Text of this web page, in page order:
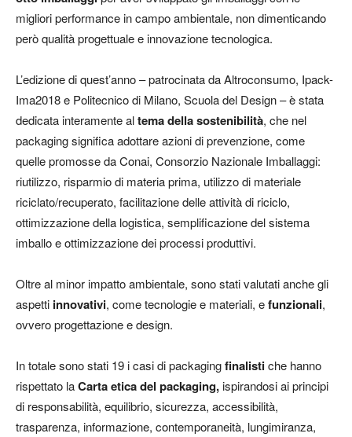
migliori performance in campo ambientale, non dimenticando
però qualità progettuale e innovazione tecnologica.
L’edizione di quest’anno – patrocinata da Altroconsumo, Ipack-
Ima2018 e Politecnico di Milano, Scuola del Design – è stata
dedicata interamente altema della sostenibilità, che nel
packaging significa adottare azioni di prevenzione, come
quelle promosse da Conai, Consorzio Nazionale Imballaggi:
riutilizzo, risparmio di materia prima, utilizzo di materiale
riciclato/recuperato, facilitazione delle attività di riciclo,
ottimizzazione della logistica, semplificazione del sistema
imballo e ottimizzazione dei processi produttivi.
Oltre al minor impatto ambientale, sono stati valutati anche gli
aspetti innovativi, come tecnologie e materiali, efunzionali,
ovvero progettazione e design.
In totale sono stati 19 i casi di packagingfinalistiche hanno
rispettato laCarta etica del packaging,ispirandosi ai principi
di responsabilità, equilibrio, sicurezza, accessibilità,
trasparenza, informazione, contemporaneità, lungimiranza,